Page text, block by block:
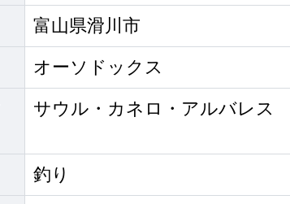
富山県滑川市
オーソドックス
サウル・カネロ・アルバレス
釣り